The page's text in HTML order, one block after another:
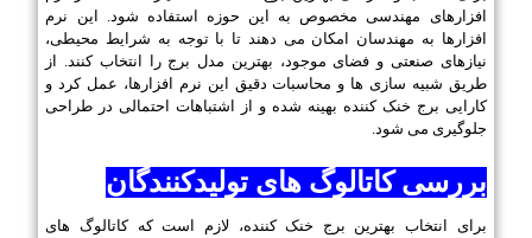
افزارهای مهندسی مخصوص به این حوزه استفاده شود. این نرم
افزارها به مهندسان امکان می دهند تا با توجه به شرایط محیطی،
نیازهای صنعتی و فضای موجود، بهترین مدل برج را انتخاب کنند. از
طریق شبیه سازی ها و محاسبات دقیق این نرم افزارها، عمل کرد و
کارایی برج خنک کننده بهینه شده و از اشتباهات احتمالی در طراحی
جلوگیری می شود.
بررسی کاتالوگ های تولیدکنندگان
برای انتخاب بهترین برج خنک کننده، لازم است که کاتالوگ های